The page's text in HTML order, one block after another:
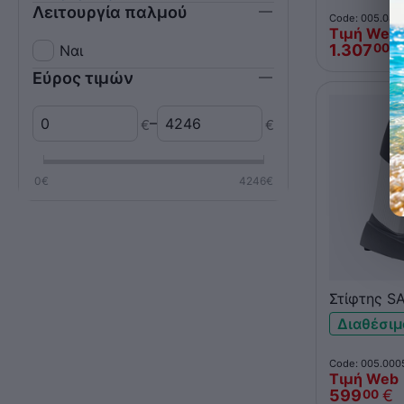
Code: 005.0826
Τιμή Web
1.30700 €
Στίφτης
λαβή
Code:
Τιμή Web
59900 €
3 x 12 L
Λειτουργία παλμού
Ναι
Εύρος τιμών
€– €
0€ 4246€